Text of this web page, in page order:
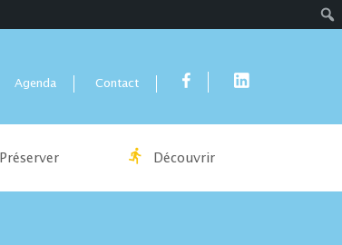
Agenda Contact
Préserver Découvrir